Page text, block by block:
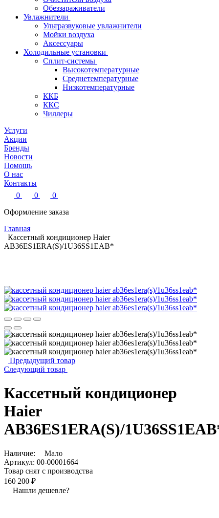
Обеззараживатели
Увлажнители
Ультразвуковые увлажнители
Мойки воздуха
Аксессуары
Холодильные установки
Сплит-системы
Высокотемпературные
Среднетемпературные
Низкотемпературные
ККБ
ККС
Чиллеры
Услуги
Акции
Бренды
Новости
Помощь
О нас
Контакты
0
0
0
Оформление заказа
Главная
Кассетный кондиционер Haier
AB36ES1ERA(S)/1U36SS1EAB*
Предыдущий товар
Следующий товар
Кассетный кондиционер
Haier
AB36ES1ERA(S)/
Наличие:
Мало
Артикул: 00-00001664
Товар снят с производства
160 200 ₽
Нашли дешевле?